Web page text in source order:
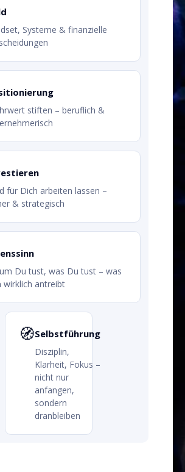
Systeme & finanzielle
stiften – beruflich &
für Dich arbeiten lassen –
& strategisch
Du tust, was Du tust – was
wirklich antreibt
🧭Selbstführung
Disziplin,
Klarheit, Fokus –
nicht nur
anfangen,
sondern
dranbleiben